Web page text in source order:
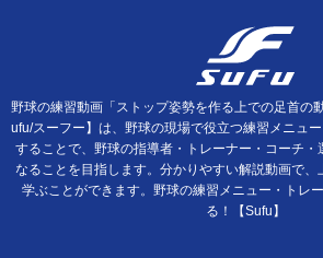
野球の練習動画「ストップ姿勢を作る上での足首の
ufu/スーフー】は、野球の現場で役立つ練習メニュ
することで、野球の指導者・トレーナー・コーチ・
なることを目指します。分かりやすい解説動画で、
学ぶことができます。野球の練習メニュー・トレ
る！【Sufu】